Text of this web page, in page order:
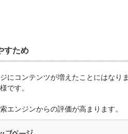
すため
にコンテンツが増えたことにはなりま
です。
エンジンからの評価が高まります。